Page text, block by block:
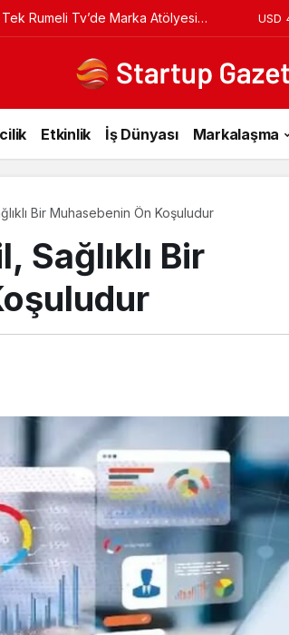
Veriyorsun? Asıl Risk Ürettiğin USD
Etkinlik İş Dünyası Markalaşma
Bir Muhasebenin Ön Koşuludur
Sağlıklı Bir
Mürsel Ferhat
Rumeli Tv’de
Atölyesi
Oldu